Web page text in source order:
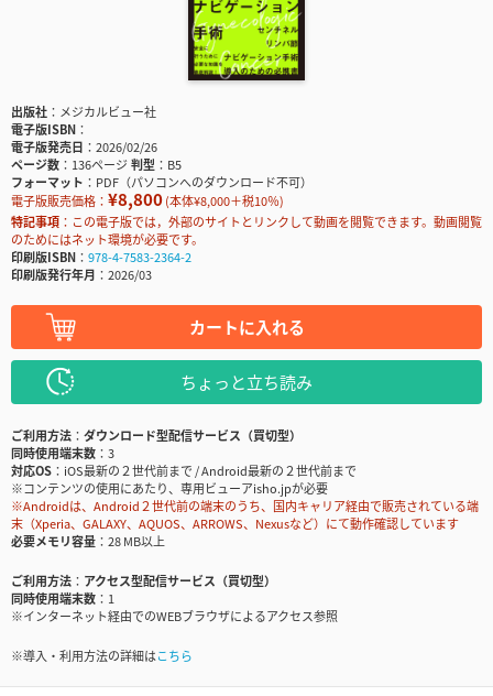
出版社
メジカルビュー社
電子版ISBN
電子版発売日
2026/02/26
ページ数
136ページ判型
B5
フォーマット
PDF（パソコンへのダウンロード不可）
電子版販売価格： ¥8,800(本体¥8,000＋税10％)
特記事項
この電子版では，外部のサイトとリンクして動画を閲覧できます。動画閲覧
のためにはネット環境が必要です。
印刷版ISBN
978-4-7583-2364-2
印刷版発行年月
2026/03
カートに入れる
ちょっと立ち読み
ご利用方法
ダウンロード型配信サービス（買切型）
同時使用端末数
3
対応OS
iOS最新の２世代前まで / Android最新の２世代前まで
※コンテンツの使用にあたり、専用ビューアisho.jpが必要
※Androidは、Android２世代前の端末のうち、国内キャリア経由で販売されている端
末（Xperia、GALAXY、AQUOS、ARROWS、Nexusなど）にて動作確認しています
必要メモリ容量
28 MB以上
ご利用方法
アクセス型配信サービス（買切型）
同時使用端末数
1
※インターネット経由でのWEBブラウザによるアクセス参照
※導入・利用方法の詳細はこちら